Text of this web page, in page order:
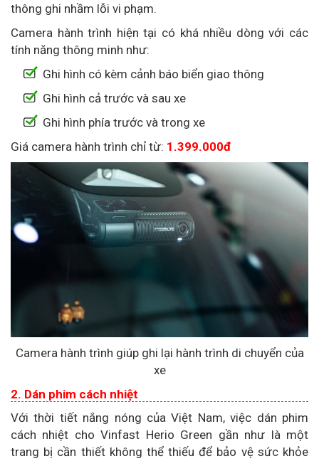
thông ghi nhầm lỗi vi phạm.
Camera hành trình hiện tại có khá nhiều dòng với các
tính năng thông minh như:
Ghi hình có kèm cảnh báo biển giao thông
Ghi hình cả trước và sau xe
Ghi hình phía trước và trong xe
Giá camera hành trình chỉ từ: 1.399.000đ
Camera hành trình giúp ghi lại hành trình di chuyển của
xe
2. Dán phim cách nhiệt
Với thời tiết nắng nóng của Việt Nam, việc dán phim
cách nhiệt cho Vinfast Herio Green gần như là một
trang bị cần thiết không thể thiếu để bảo vệ sức khỏe